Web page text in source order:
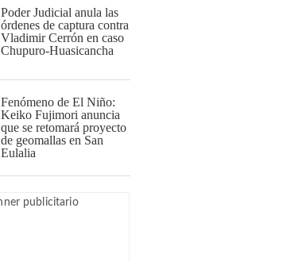
Poder Judicial anula las
órdenes de captura contra
Vladimir Cerrón en caso
Chupuro-Huasicancha
Fenómeno de El Niño:
Keiko Fujimori anuncia
que se retomará proyecto
de geomallas en San
Eulalia